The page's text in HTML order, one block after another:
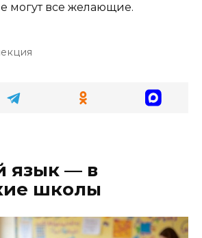
могут все желающие.
язык — в
школы